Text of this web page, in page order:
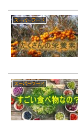
スーパーフード
スーパーフード